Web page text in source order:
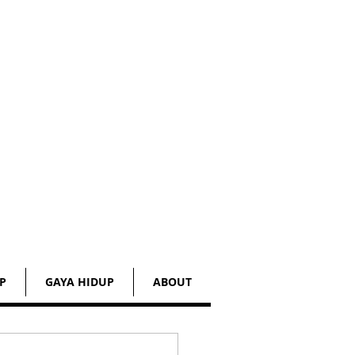
GAYA HIDUP ABOUT